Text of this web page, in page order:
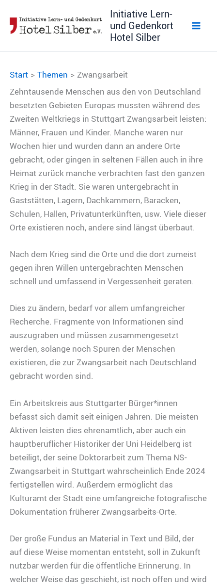
Inhalt
springen
Initiative Lern-
und Gedenkort
Hotel Silber
Start Themen
Zwangsarbeit
Zehntausende Menschen aus den von Deutschland
besetzten Gebieten Europas mussten während des
Zweiten Weltkriegs in Stuttgart Zwangsarbeit leisten:
Männer, Frauen und Kinder. Manche waren nur
Wochen hier und wurden dann an andere Orte
gebracht, oder gingen in seltenen Fällen auch in ihre
Heimat zurück manche verbrachten fast den ganzen
Krieg in der Stadt. Sie waren untergebracht in
Gaststätten, Lagern, Dachkammern, Baracken,
Schulen, Hallen, Privatunterkünften, usw. Viele dieser
Orte existieren noch, andere sind längst überbaut.
Nach dem Krieg sind die Orte und die dort zumeist
gegen ihren Willen untergebrachten Menschen
schnell und umfassend in Vergessenheit geraten.
Dies zu ändern, bedarf vor allem umfangreicher
Recherche. Fragmente von Informationen sind
auszugraben und müssen zusammengesetzt
werden, solange noch Spuren der Menschen
existieren, die zur Zwangsarbeit nach Deutschland
gebracht worden sind.
Ein Arbeitskreis aus Stuttgarter Bürger*innen
befasst sich damit seit einigen Jahren. Die meisten
Aktiven leisten dies ehrenamtlich, aber auch ein
hauptberuflicher Historiker der Uni Heidelberg ist
beteiligt, der seine Doktorarbeit zum Thema NS-
Zwangsarbeit in Stuttgart wahrscheinlich Ende 2024
fertigstellen wird. Außerdem ermöglicht das
Kulturamt der Stadt eine umfangreiche fotografische
Dokumentation früherer Zwangsarbeits-Orte.
Der große Fundus an Material in Text und Bild, der
auf diese Weise momentan entsteht, soll in Zukunft
nutzbar werden für die öffentliche Erinnerung. In
welcher Weise das geschieht, ist noch offen und wird